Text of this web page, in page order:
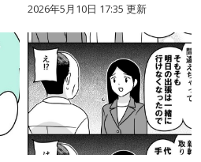
2026年5月10日 17:35 更新